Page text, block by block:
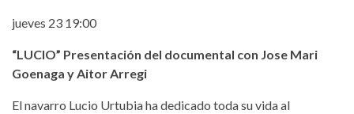
jueves 23 19:00
“LUCIO” Presentación del documental con Jose Mari
Goenaga y Aitor Arregi
El navarro Lucio Urtubia ha dedicado toda su vida al